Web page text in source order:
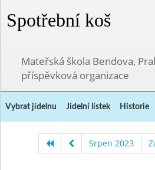
Spotřební koš
Mateřská škola Bendova,
příspěvková organizace
Vybrat jídelnu Jídelní lístek Historie
Srpen 2023